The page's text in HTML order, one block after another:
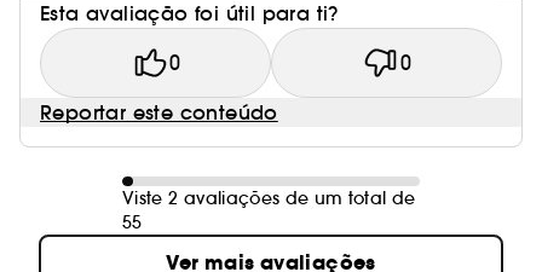
Esta avaliação foi útil para ti?
0 0
Reportar este conteúdo
Viste 2 avaliações de um total de
55
Ver mais avaliações